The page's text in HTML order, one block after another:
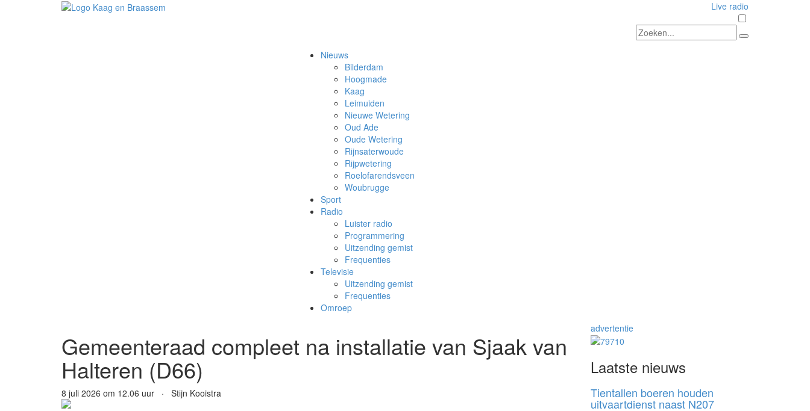
Live radio
Nieuws
Bilderdam
Hoogmade
Kaag
Leimuiden
Nieuwe Wetering
Oud Ade
Oude Wetering
Rijnsaterwoude
Rijpwetering
Roelofarendsveen
Woubrugge
Sport
Radio
Luister radio
Programmering
Uitzending gemist
Frequenties
Televisie
Uitzending gemist
Frequenties
Omroep
Gemeenteraad compleet na installatie van Sjaak van
Halteren (D66)
8 juli 2026 om 12.06 uur · Stijn Kooistra
advertentie
Laatste nieuws
Tientallen boeren houden
uitvaartdienst naast N207